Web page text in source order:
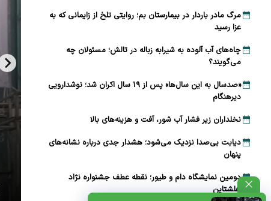
مرگ مادر باردار در بیمارستان بم؛ روایتی تلخ از زایمانی که به
عزا رسید
چاه‌های آب آلوده به شیرابه زباله در تالش؛ مسئولان چه
می‌گویند؟
«صدسال به این سال‌ها» پس از ۱۹ سال اکران شد؛ نوشدارویی
دیرهنگام
نخلداران زیر فشار آب شور، آفت و هزینه‌های بالا
دیابت بی‌صدا نزدیک می‌شود؛ هشدار جدی درباره نشانه‌های
پنهان
دومین نمایشگاه دام و طیور؛ نقطه عطف جشنواره نژاد
هلشتاین